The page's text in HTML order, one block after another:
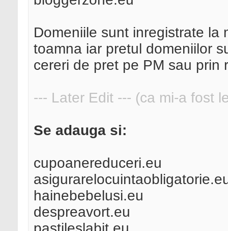
Domeniile sunt inregistrate la
toamna iar pretul domeniilor
cereri de pret pe PM sau prin
--- Later Edit --- (ca mi-a fost
Se adauga si:
cupoanereduceri.eu
hainebebelusi.eu
despreavort.eu